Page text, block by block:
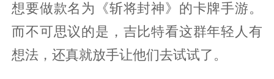
想要做款名为《斩将封神》的卡牌手游。
而不可思议的是，吉比特看这群年轻人有
想法，还真就放手让他们去试试了。